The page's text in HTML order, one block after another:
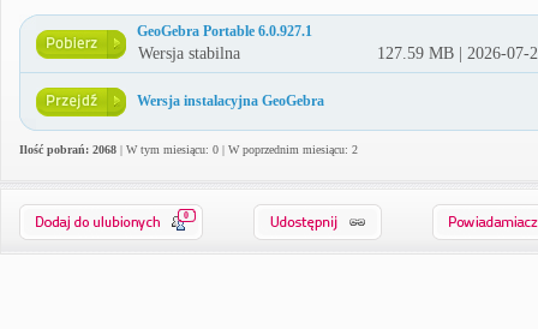
GeoGebra Portable 6.0.927.1
Wersja stabilna 127.59 MB | 2026-07-
Wersja instalacyjna GeoGebra
Ilość pobrań: 2068 | W tym miesiącu: 0 | W poprzednim miesiącu: 2
0